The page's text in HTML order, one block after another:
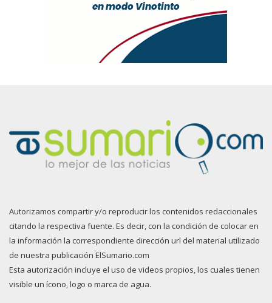
Autorizamos compartir y/o reproducir los contenidos redaccionales
citando la respectiva fuente. Es decir, con la condición de colocar en
la información la correspondiente dirección url del material utilizado
de nuestra publicación ElSumario.com
Esta autorización incluye el uso de videos propios, los cuales tienen
visible un ícono, logo o marca de agua.